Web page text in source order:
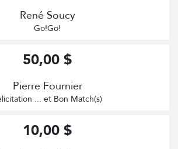
René Soucy
Go!Go!
Pierre Fournier
... et Bon Match(s)
50,00 $
10,00 $